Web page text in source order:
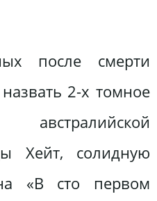
после смерти
2-х томное
Хейт, солидную
«В сто первом